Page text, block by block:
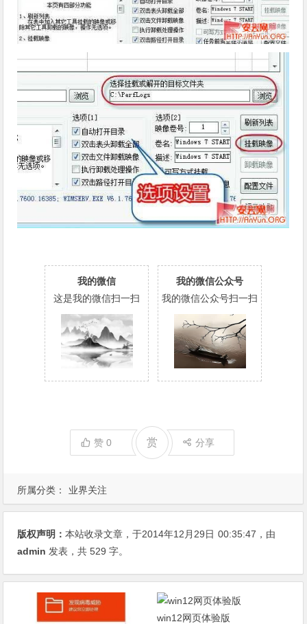
所属分类： 业界关注
我的微信
这是我的微信扫一扫
我的微信公众号
我的微信公众号扫一扫
赞0 赏 分享
版权声明：本站收录文章，于2014年12月29日 00:35:47 ，由
admin 发表，共 529 字。
win12网页体验版